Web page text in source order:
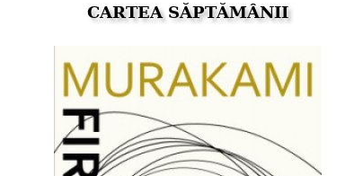
CARTEA SĂPTĂMÂNII